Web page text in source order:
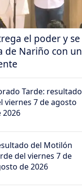
el poder y se
de Nariño con un
Tarde: resultado
viernes 7 de agosto
2026
del Motilón
del viernes 7 de
de 2026